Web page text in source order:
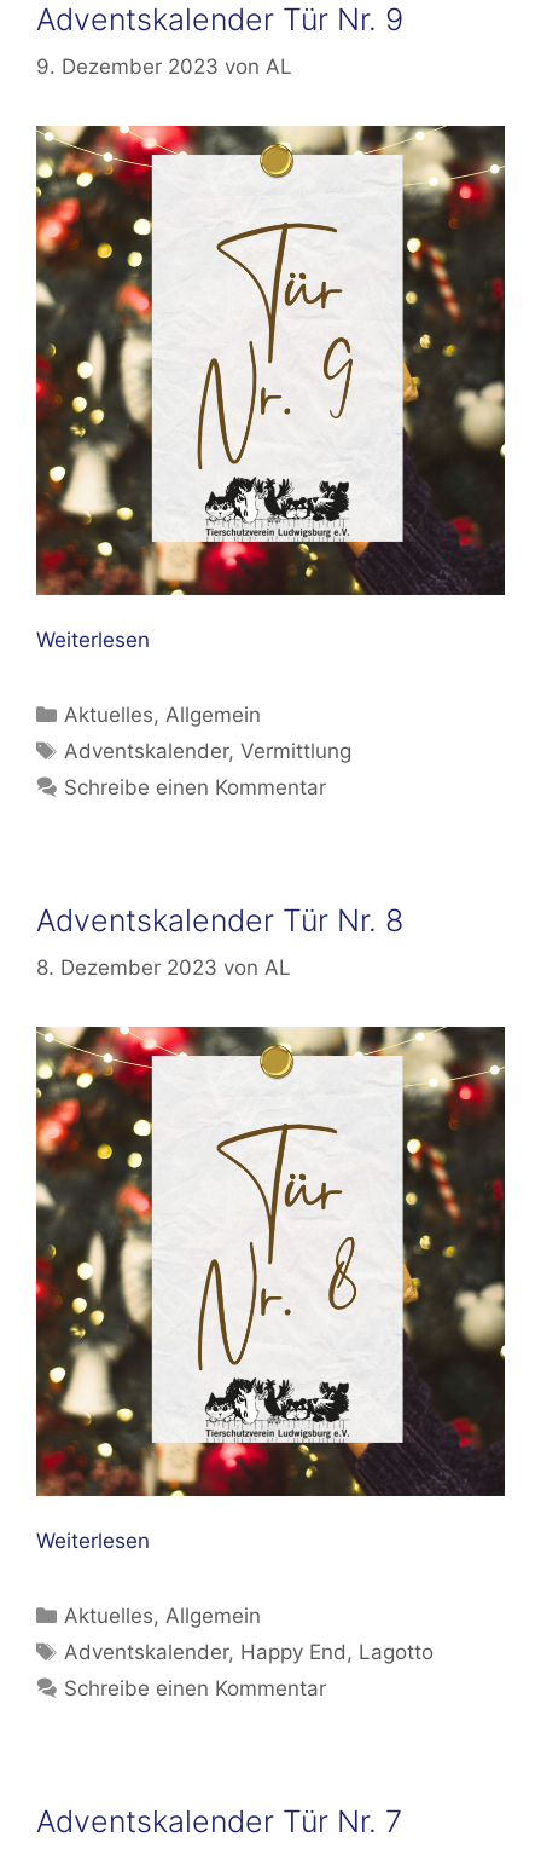
Adventskalender Tür Nr. 9
9. Dezember 2023 von AL
Weiterlesen
Kategorien
Aktuelles,Allgemein
Schlagwörter
Adventskalender,Vermittlung
Schreibe einen Kommentar
Adventskalender Tür Nr. 8
8. Dezember 2023 von AL
Weiterlesen
Kategorien
Aktuelles,Allgemein
Schlagwörter
Adventskalender, Happy End, Lagotto
Schreibe einen Kommentar
Adventskalender Tür Nr. 7